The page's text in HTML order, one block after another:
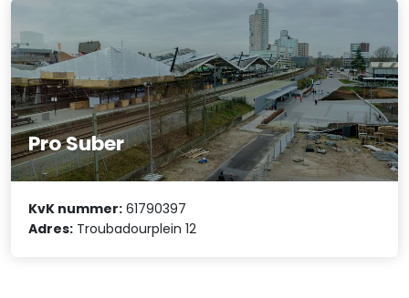
Pro Suber
KvK nummer: 61790397
Adres: Troubadourplein 12